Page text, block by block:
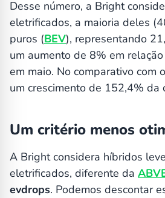
Desse número, a Bright
eletrificados, a maioria deles
puros (BEV), representando
um aumento de 8% em
em maio. No comparativo com
um crescimento de 152,4% da
Um critério menos
A Bright considera híbridos
eletrificados, diferente da
evdrops. Podemos descontar